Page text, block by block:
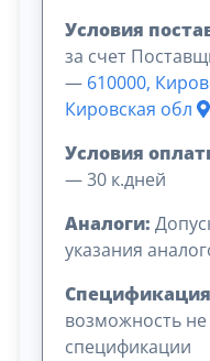
Условия
за счет
— 610000,
Кировская обл
Условия
— 30 к.дней
Аналоги:
указания
возможность
спецификации